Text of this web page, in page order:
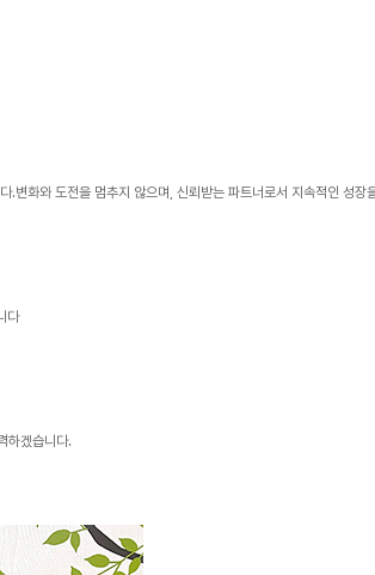
화와 도전을 멈추지 않으며, 신뢰받는 파트너로서 지속적인 성장
다
하겠습니다.